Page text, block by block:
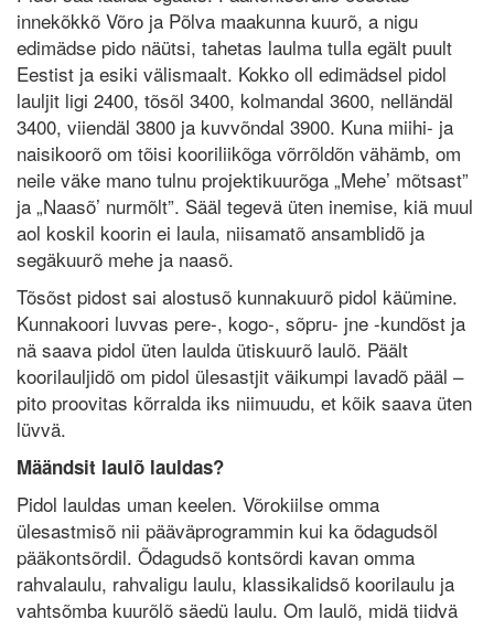
innekõkkõ Võro ja Põlva maakunna kuurõ, a nigu
edimädse pido näütsi, tahetas laulma tulla egält puult
Eestist ja esiki välismaalt. Kokko oll edimädsel pidol
lauljit ligi 2400, tõsõl 3400, kolmandal 3600, nelländäl
3400, viiendäl 3800 ja kuvvõndal 3900. Kuna miihi- ja
naisikoorõ om tõisi kooriliikõga võrrõldõn vähämb, om
neile väke mano tulnu projektikuurõga „Mehe’ mõtsast”
ja „Naasõ’ nurmõlt”. Sääl tegevä üten inemise, kiä muul
aol koskil koorin ei laula, niisamatõ ansamblidõ ja
segäkuurõ mehe ja naasõ.
Tõsõst pidost sai alostusõ kunnakuurõ pidol käümine.
Kunnakoori luvvas pere-, kogo-, sõpru- jne -kundõst ja
nä saava pidol üten laulda ütiskuurõ laulõ. Päält
koorilauljidõ om pidol ülesastjit väikumpi lavadõ pääl –
pito proovitas kõrralda iks niimuudu, et kõik saava üten
lüvvä.
Määndsit laulõ lauldas?
Pidol lauldas uman keelen. Võrokiilse omma
ülesastmisõ nii pääväprogrammin kui ka õdagudsõl
pääkontsõrdil. Õdagudsõ kontsõrdi kavan omma
rahvalaulu, rahvaligu laulu, klassikalidsõ koorilaulu ja
vahtsõmba kuurõlõ säedü laulu. Om laulõ, midä tiidvä